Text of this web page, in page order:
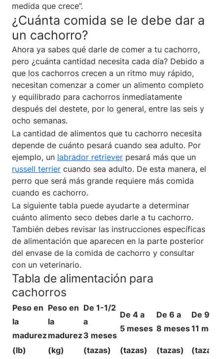
medida que crece”.
¿Cuánta comida se le debe dar a
un cachorro?
Ahora ya sabes qué darle de comer a tu cachorro,
pero ¿cuánta cantidad necesita cada día? Debido a
que los cachorros crecen a un ritmo muy rápido,
necesitan comenzar a comer un alimento completo
y equilibrado para cachorros inmediatamente
después del destete, por lo general, entre las seis y
ocho semanas.
La cantidad de alimentos que tu cachorro necesita
depende de cuánto pesará cuando sea adulto. Por
ejemplo, un labrador retriever pesará más que un
russell terrier cuando sea adulto. De esta manera, el
perro que será más grande requiere más comida
cuando es cachorro.
La siguiente tabla puede ayudarte a determinar
cuánto alimento seco debes darle a tu cachorro.
También debes revisar las instrucciones específicas
de alimentación que aparecen en la parte posterior
del envase de la comida de cachorro y consultar
con un veterinario.
Tabla de alimentación para
cachorros
Peso en
la
madurez
Peso en
la
madurez
De 1-1/2
a
3 meses
De 4 a
5 meses
De 6 a
8 meses
De 9 a
11
(lb) (kg) (tazas) (tazas) (tazas) (tazas)